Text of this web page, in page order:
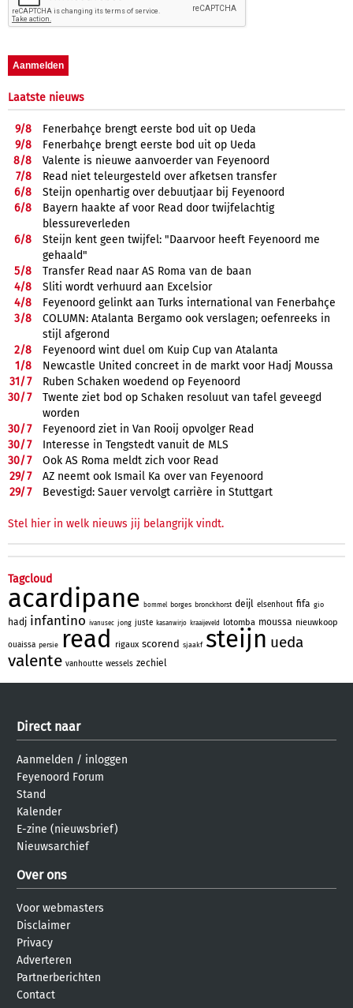
Laatste nieuws
9/8
Fenerbahçe brengt eerste bod uit op Ueda
9/8
Fenerbahçe brengt eerste bod uit op Ueda
8/8
Valente is nieuwe aanvoerder van Feyenoord
7/8
Read niet teleurgesteld over afketsen transfer
6/8
Steijn openhartig over debuutjaar bij Feyenoord
6/8
Bayern haakte af voor Read door twijfelachtig
blessureverleden
6/8
Steijn kent geen twijfel: "Daarvoor heeft Feyenoord me
gehaald"
5/8
Transfer Read naar AS Roma van de baan
4/8
Sliti wordt verhuurd aan Excelsior
4/8
Feyenoord gelinkt aan Turks international van Fenerbahçe
3/8
COLUMN: Atalanta Bergamo ook verslagen; oefenreeks in
stijl afgerond
2/8
Feyenoord wint duel om Kuip Cup van Atalanta
1/8
Newcastle United concreet in de markt voor Hadj Moussa
31/7
Ruben Schaken woedend op Feyenoord
30/7
Twente ziet bod op Schaken resoluut van tafel geveegd
worden
30/7
Feyenoord ziet in Van Rooij opvolger Read
30/7
Interesse in Tengstedt vanuit de MLS
30/7
Ook AS Roma meldt zich voor Read
29/7
AZ neemt ook Ismail Ka over van Feyenoord
29/7 Bevestigd: Sauer vervolgt carrière in Stuttgart
Stel hier in welk nieuws jij belangrijk vindt.
Tagcloud
acardipane bommel borges bronckhorst deijl elsenhout fifa gio
hadj infantino ivanusec jong juste kasanwirjo kraaijeveld lotomba moussa nieuwkoop
ouaissa persie read rigaux scorend sjaakf steijn ueda
valente vanhoutte wessels zechiel
Direct naar
Aanmelden / inloggen
Feyenoord Forum
Stand
Kalender
E-zine (nieuwsbrief)
Nieuwsarchief
Over ons
Voor webmasters
Disclaimer
Privacy
Adverteren
Partnerberichten
Contact